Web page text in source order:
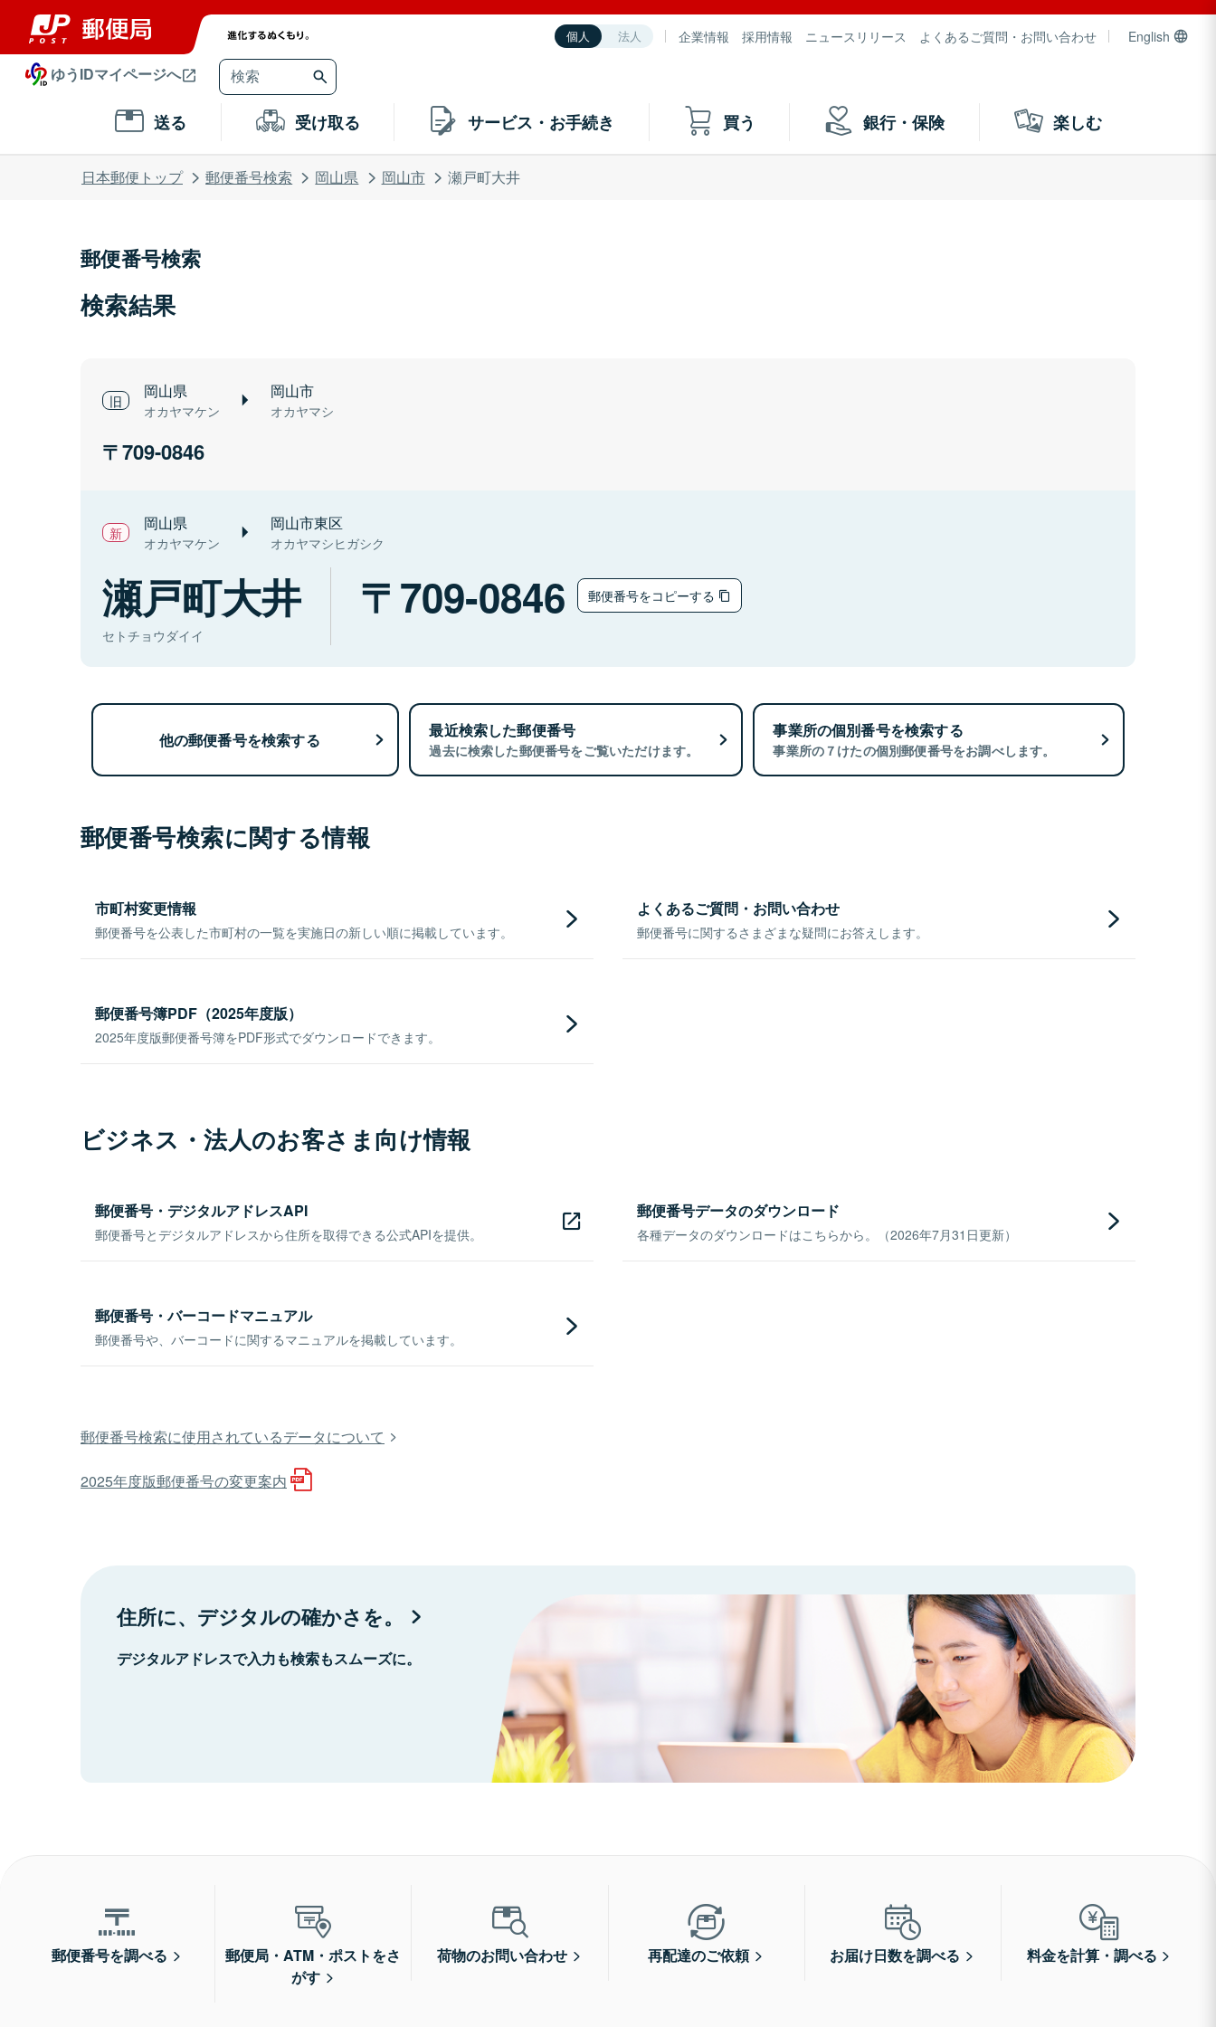
個人 法人 企業情報 採用情報 ニュースリリース よくあるご質問・お問い合わせ English
ゆうIDマイページへ
送る 受け取る サービス・お手続き 買う 銀行・保険 楽しむ
日本郵便トップ 郵便番号検索 岡山県 岡山市 瀬戸町大井
郵便番号検索
検索結果
岡山県
オカヤマケン
岡山市
オカヤマシ
709-0846
岡山県
オカヤマケン
岡山市東区
オカヤマシヒガシク
瀬戸町大井
セトチョウダイイ
709-0846 郵便番号をコピーする
他の郵便番号を検索する 最近検索した郵便番号
過去に検索した郵便番号をご覧いただけます。
事業所の個別番号を検索する
事業所の７けたの個別郵便番号をお調べします。
郵便番号検索に関する情報
市町村変更情報
郵便番号を公表した市町村の一覧を実施日の新しい順に掲載しています。
よくあるご質問・お問い合わせ
郵便番号に関するさまざまな疑問にお答えします。
郵便番号簿PDF（2025年度版）
2025年度版郵便番号簿をPDF形式でダウンロードできます。
ビジネス・法人のお客さま向け情報
郵便番号・デジタルアドレスAPI
郵便番号とデジタルアドレスから住所を取得できる公式APIを提供。
郵便番号データのダウンロード
各種データのダウンロードはこちらから。（2026年7月31日更新）
郵便番号・バーコードマニュアル
郵便番号や、バーコードに関するマニュアルを掲載しています。
郵便番号検索に使用されているデータについて
2025年度版郵便番号の変更案内
住所に、デジタルの確かさを。
デジタルアドレスで入力も検索もスムーズに。
郵便番号を調べる
郵便局・ATM・ポストをさ
がす
荷物のお問い合わせ 再配達のご依頼 お届け日数を調べる 料金を計算・調べる